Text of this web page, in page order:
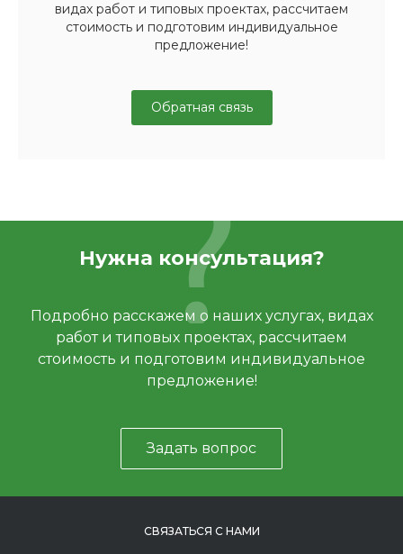
видах работ и типовых проектах, рассчитаем
стоимость и подготовим индивидуальное
предложение!
Обратная связь
Нужна консультация?
Подробно расскажем о наших услугах, видах
работ и типовых проектах, рассчитаем
стоимость и подготовим индивидуальное
предложение!
Задать вопрос
СВЯЗАТЬСЯ С НАМИ